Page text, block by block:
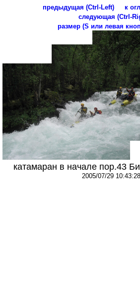
предыдущая (Ctrl-Left)
к
следующая (Ctrl-
размер (S или левая
катамаран в начале пор.43
2005/07/29 10:43:28